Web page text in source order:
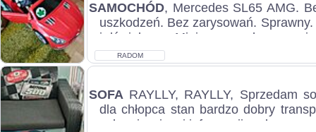
SAMOCHÓD, Mercedes SL65 AMG.
uszkodzeń. Bez zarysowań.
i dźwiękowe. Miejsce
RADOM
SOFA RAYLLY, RAYLLY, Sprzedam
dla chłopca stan bardzo dobry
zakresie więcej informacji pod